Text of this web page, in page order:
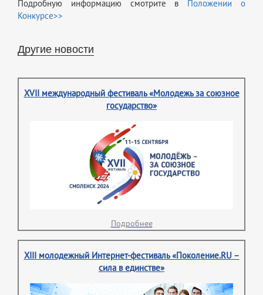
Подробную информацию смотрите в Положении о
Конкурсе>>
Другие новости
XVII международный фестиваль «Молодежь за союзное
государство»
Подробнее
XIII молодежный Интернет-фестиваль «Поколение.RU –
сила в единстве»